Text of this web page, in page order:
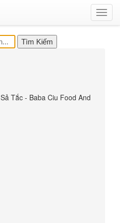
Tắc - Baba Ciu Food And